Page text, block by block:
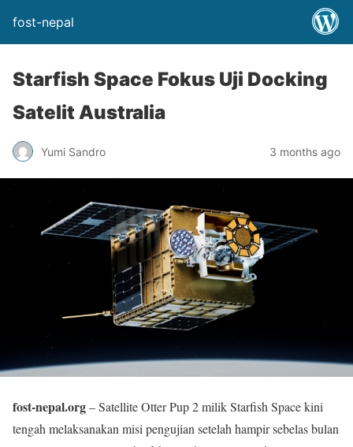
fost-nepal
Starfish Space Fokus Uji Docking
Satelit Australia
Yumi Sandro 3 months ago
fost-nepal.org– Satellite Otter Pup 2 milik Starfish Space kini
tengah melaksanakan misi pengujian setelah hampir sebelas bulan